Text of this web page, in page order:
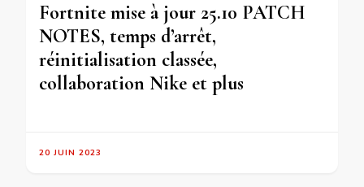
Fortnite mise à jour 25.10 PATCH
NOTES, temps d’arrêt,
réinitialisation classée,
collaboration Nike et plus
20 JUIN 2023